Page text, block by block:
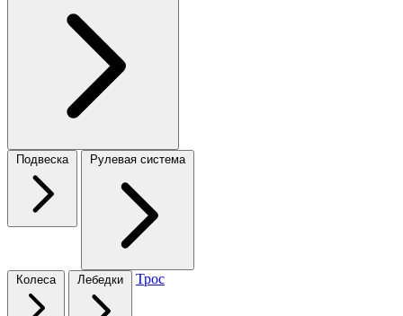
Подвеска Рулевая система
Колеса Лебедки Трос